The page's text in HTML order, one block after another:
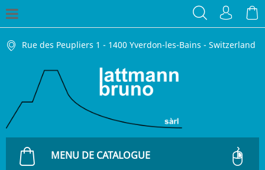
Rue des Peupliers 1 - 1400 Yverdon-les-Bains - Switzerland
MENU DE CATALOGUE